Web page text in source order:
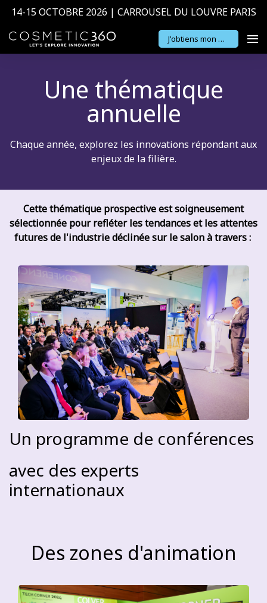
14-15 OCTOBRE 2026 | CARROUSEL DU LOUVRE PARIS
J'obtiens mon badge
Une thématique
annuelle
Chaque année, explorez les innovations répondant aux
enjeux de la filière.
Cette thématique prospective est soigneusement
sélectionnée pour refléter les tendances et les attentes
futures de l'industrie déclinée sur le salon à travers :
Un programme de conférences
avec des experts
internationaux
Des zones d'animation